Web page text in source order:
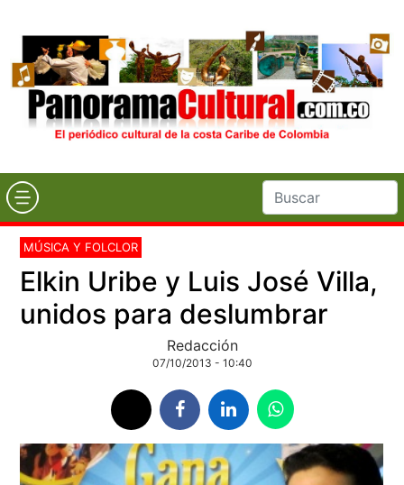
MÚSICA Y FOLCLOR
Elkin Uribe y Luis José Villa,
unidos para deslumbrar
Redacción
07/10/2013 - 10:40